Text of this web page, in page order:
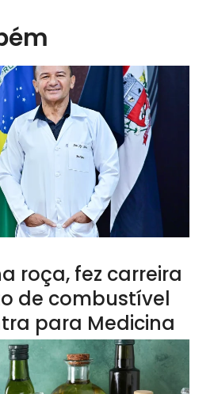
roça, fez carreira
de combustível
para Medicina